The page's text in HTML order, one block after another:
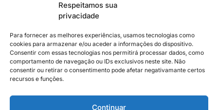
Respeitamos sua
privacidade
Para fornecer as melhores experiências, usamos tecnologias como
cookies para armazenar e/ou aceder a informações do dispositivo.
Consentir com essas tecnologias nos permitirá processar dados, como
comportamento de navegação ou IDs exclusivos neste site. Não
consentir ou retirar o consentimento pode afetar negativamante certos
recursos e funções.
Continuar
Política de Cookies
2026 © Feito com
no Espírito Santo.
PoderEditorialCidades